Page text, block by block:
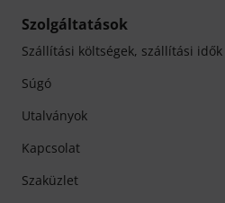
Szolgáltatások
Szállítási költségek, szállítási idők
Súgó
Utalványok
Kapcsolat
Szaküzlet